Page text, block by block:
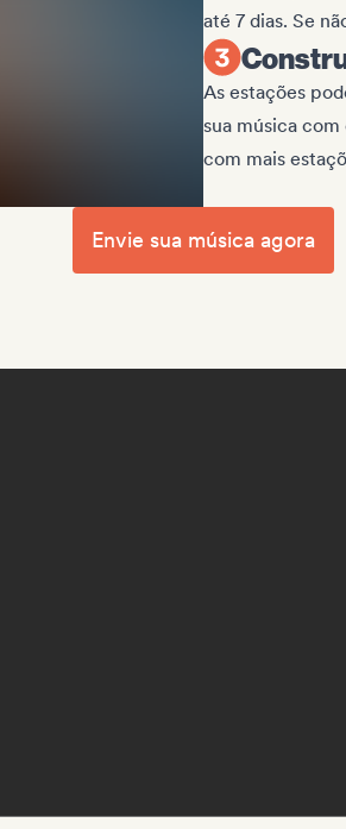
até 7 dias. Se
As estações
sua música
com mais
Envie sua música agora